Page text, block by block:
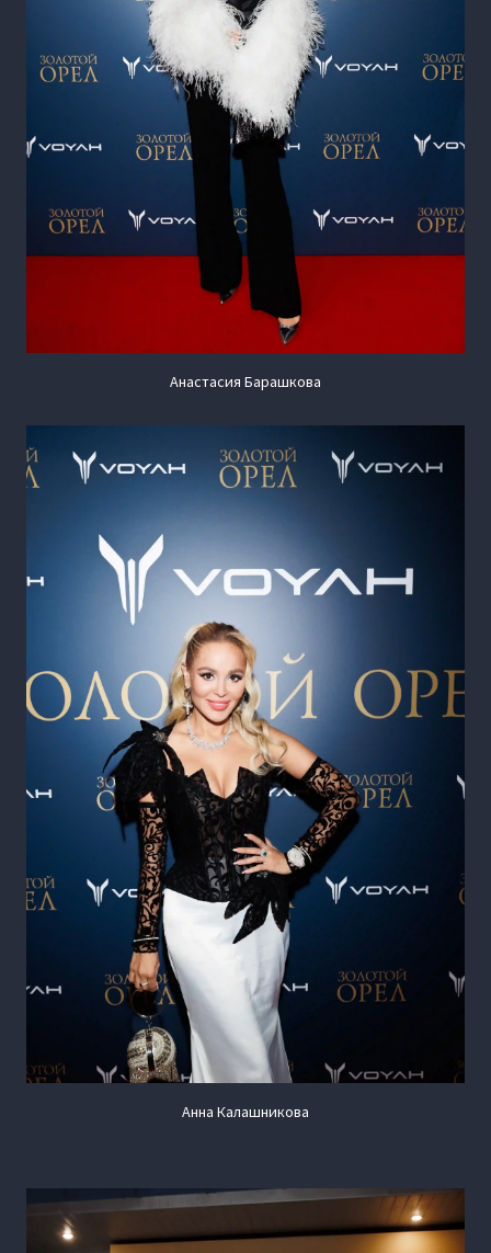
Анастасия Барашкова
Анна Калашникова